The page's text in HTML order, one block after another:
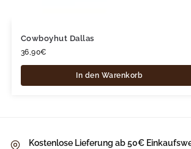
Cowboyhut Dallas
36,90€
In den Warenkorb
Kostenlose Lieferung ab 50€